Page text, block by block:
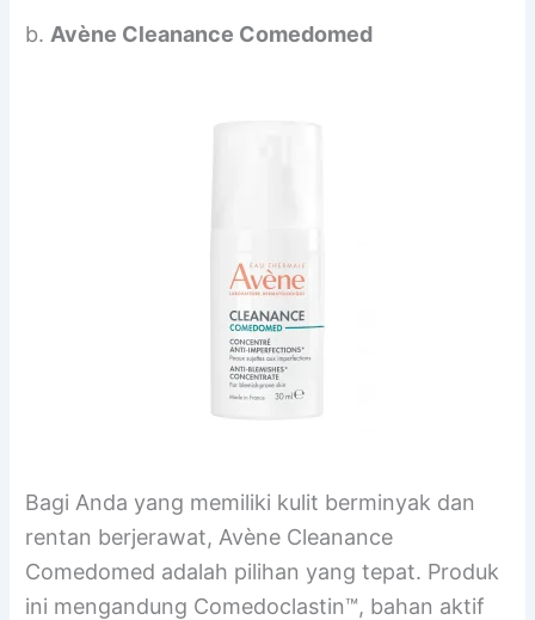
b. Avène Cleanance Comedomed
Bagi Anda yang memiliki kulit berminyak dan
rentan berjerawat, Avène Cleanance
Comedomed adalah pilihan yang tepat. Produk
ini mengandung Comedoclastin™, bahan aktif